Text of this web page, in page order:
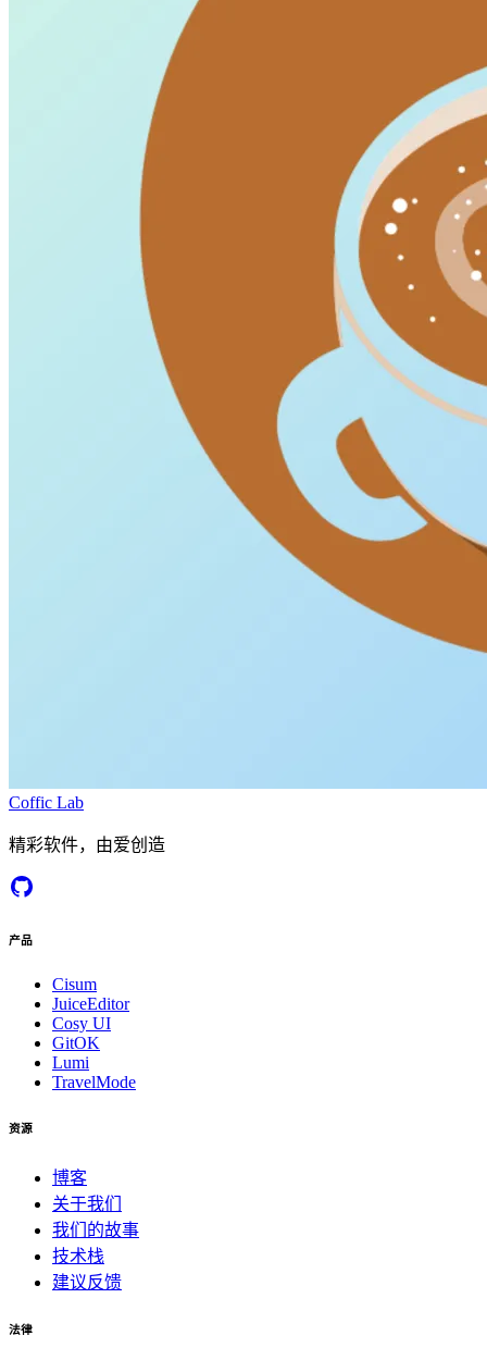
Coffic Lab
精彩软件，由爱创造
产品
Cisum
JuiceEditor
Cosy UI
GitOK
Lumi
TravelMode
资源
博客
关于我们
我们的故事
技术栈
建议反馈
法律